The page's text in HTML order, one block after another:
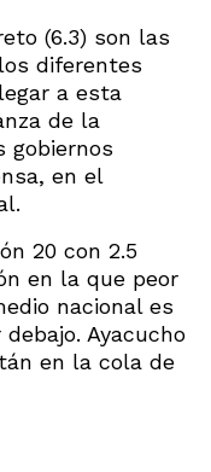
(6.3) son las
diferentes
a esta
de la
gobiernos
en el
20 con 2.5
en la que peor
nacional es
Ayacucho
en la cola de